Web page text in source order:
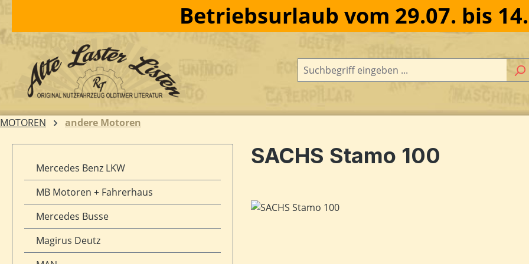
Betriebsurlaub vom 29.07. bis
MOTOREN andere Motoren
Mercedes Benz LKW
MB Motoren + Fahrerhaus
Mercedes Busse
Magirus Deutz
SACHS Stamo 100
Bildergalerie überspringen